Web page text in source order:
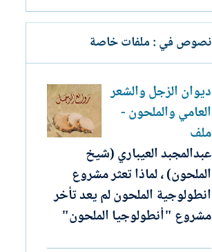
نصوص في : ملفات خاصة
ديوان الزجل والشعر
العامي والملحون -
ملف
عبدالمجبد العيباري (شيخ
الملحون) ، لماذا تعثر مشروع
انطولوجية الملحون لم يعد تأخر
مشروع "أنطولوجيا الملحون"